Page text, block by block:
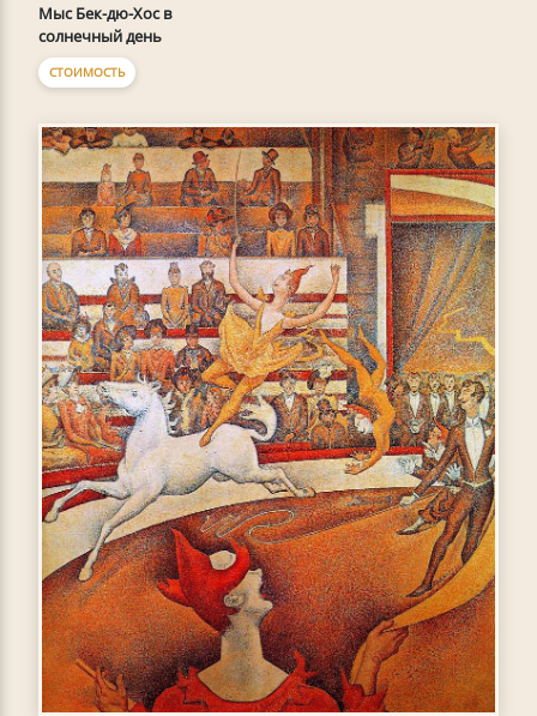
Мыс Бек-дю-Хoc в
солнечный день
СТОИМОСТЬ